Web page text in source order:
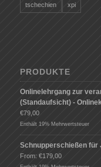
tschechien xpi
PRODUKTE
Onlinelehrgang zur
(Standaufsicht) -
€79,00
Enthält 19% Mehrwertsteuer
Schnupperschießen für
From: €179,00